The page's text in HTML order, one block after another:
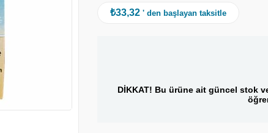
₺33,32 ' den başlayan taksitle
DİKKAT! Bu ürüne ait güncel stok